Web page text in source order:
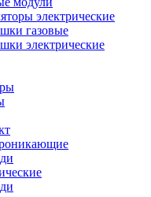
электрические
газовые
электрические